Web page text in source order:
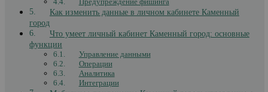
Как изменить данные в личном кабинете Каменный
город
Что умеет личный кабинет Каменный город: основные
функции
Управление данными
Операции
Аналитика
Интеграции